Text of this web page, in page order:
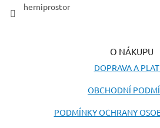
herniprostor
O NÁKUPU
DOPRAVA A
OBCHODNÍ
PODMÍNKY OCHRANY